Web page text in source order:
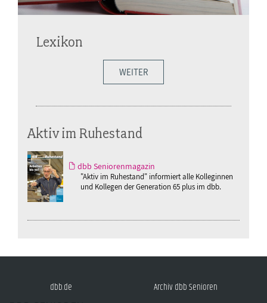
Lexikon
WEITER
Aktiv im Ruhestand
dbb Seniorenmagazin
"Aktiv im Ruhestand" informiert alle Kolleginnen
und Kollegen der Generation 65 plus im dbb.
dbb.de Archiv dbb Senioren